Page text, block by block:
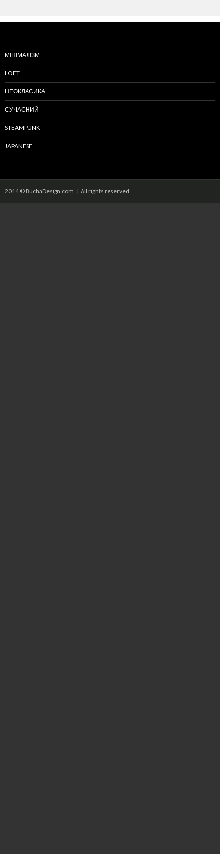
МІНІМАЛІЗМ
LOFT
НЕОКЛАСИКА
СУЧАСНИЙ
STEAMPUNK
JAPANESE
2014 © BuchaDesign.com | All rights reserved.